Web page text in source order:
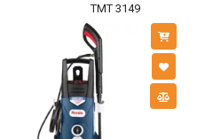
TMT 3149